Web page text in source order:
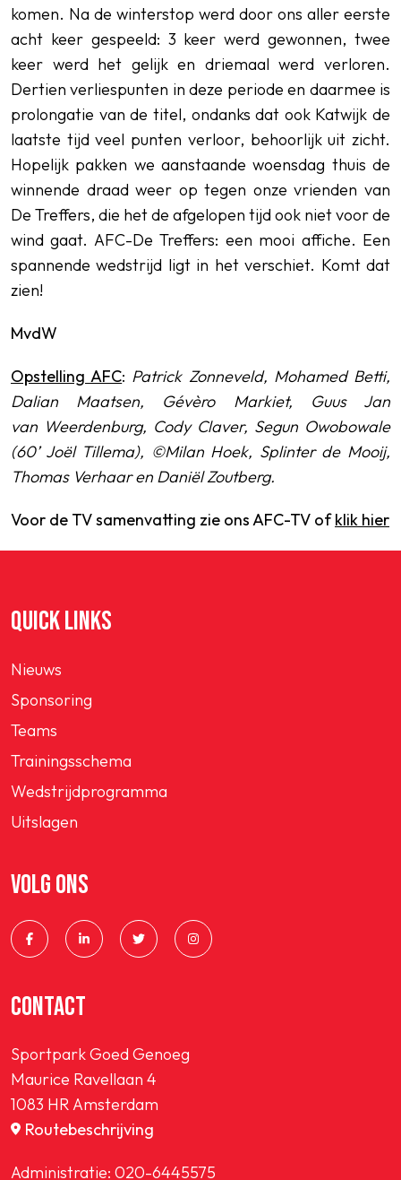
komen. Na de winterstop werd door ons aller eerste
acht keer gespeeld: 3 keer werd gewonnen, twee
keer werd het gelijk en driemaal werd verloren.
Dertien verliespunten in deze periode en daarmee is
prolongatie van de titel, ondanks dat ook Katwijk de
laatste tijd veel punten verloor, behoorlijk uit zicht.
Hopelijk pakken we aanstaande woensdag thuis de
winnende draad weer op tegen onze vrienden van
De Treffers, die het de afgelopen tijd ook niet voor de
wind gaat. AFC-De Treffers: een mooi affiche. Een
spannende wedstrijd ligt in het verschiet. Komt dat
zien!
MvdW
Opstelling AFC: Patrick Zonneveld, Mohamed Betti,
Dalian Maatsen, Gévèro Markiet, Guus Jan
van Weerdenburg, Cody Claver, Segun Owobowale
(60’ Joël Tillema), ©Milan Hoek, Splinter de Mooij,
Thomas Verhaar en Daniël Zoutberg.
Voor de TV samenvatting zie ons AFC-TV ofklik hier
QUICK LINKS
Nieuws
Sponsoring
Teams
Trainingsschema
Wedstrijdprogramma
Uitslagen
VOLG ONS
CONTACT
Sportpark Goed Genoeg
Maurice Ravellaan 4
1083 HR Amsterdam
Routebeschrijving
Administratie: 020-6445575